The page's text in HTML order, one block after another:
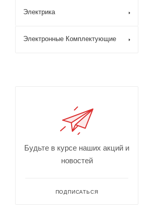
Электрика
Электронные Комплектующие
Будьте в курсе наших акций и
новостей
ПОДПИСАТЬСЯ